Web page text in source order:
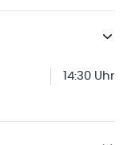
14:30 Uhr